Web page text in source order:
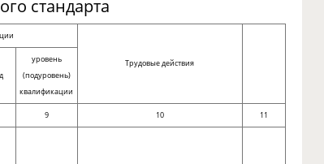
стандарта
Трудовые действия
уровень
(подуровень)
квалификации
9 10 11